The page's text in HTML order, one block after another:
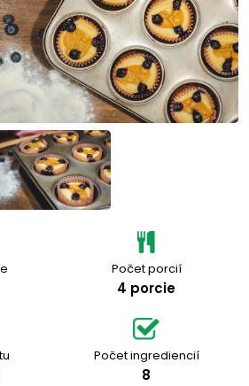
Počet porcií
4 porcie
Počet ingrediencií
8